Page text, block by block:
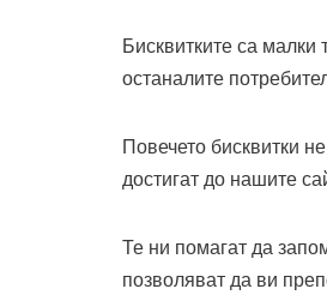
Бисквитките са
останалите
Повечето бисквитки
достигат до нашите
Те ни помагат да
позволяват да ви